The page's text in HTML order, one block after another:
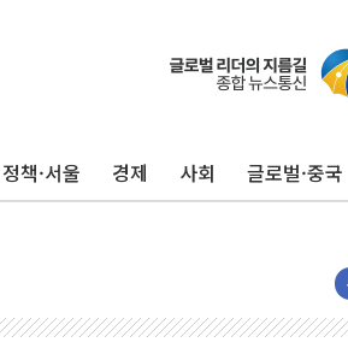
정책·서울 경제 사회 글로벌·중국